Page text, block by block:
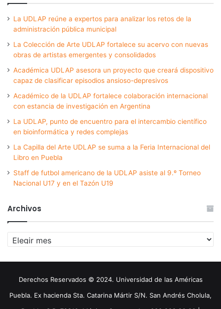
La UDLAP reúne a expertos para analizar los retos de la
administración pública municipal
La Colección de Arte UDLAP fortalece su acervo con nuevas
obras de artistas emergentes y consolidados
Académica UDLAP asesora un proyecto que creará dispositivo
capaz de clasificar episodios ansioso-depresivos
Académico de la UDLAP fortalece colaboración internacional
con estancia de investigación en Argentina
La UDLAP, punto de encuentro para el intercambio científico
en bioinformática y redes complejas
La Capilla del Arte UDLAP se suma a la Feria Internacional del
Libro en Puebla
Staff de futbol americano de la UDLAP asiste al 9.º Torneo
Nacional U17 y en el Tazón U19
Archivos
Archivos
Derechos Reservados © 2024. Universidad de las Américas
Puebla. Ex hacienda Sta. Catarina Mártir S/N. San Andrés Cholula,